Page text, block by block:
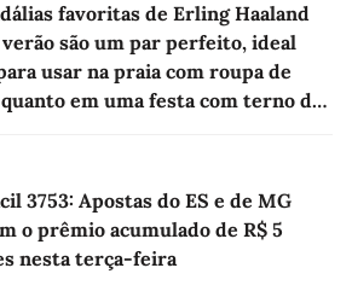
favoritas de Erling Haaland
são um par perfeito, ideal
usar na praia com roupa de
em uma festa com terno de
3753: Apostas do ES e de MG
o prêmio acumulado de R$ 5
nesta terça-feira